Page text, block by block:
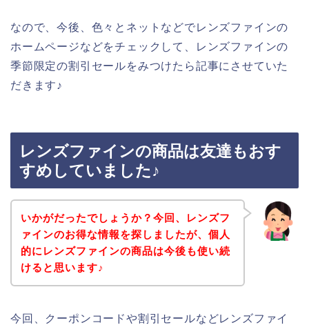
なので、今後、色々とネットなどでレンズファインの
ホームページなどをチェックして、レンズファインの
季節限定の割引セールをみつけたら記事にさせていた
だきます♪
レンズファインの商品は友達もおす
すめしていました♪
いかがだったでしょうか？今回、レンズフ
ァインのお得な情報を探しましたが、個人
的にレンズファインの商品は今後も使い続
けると思います♪
今回、クーポンコードや割引セールなどレンズファイ